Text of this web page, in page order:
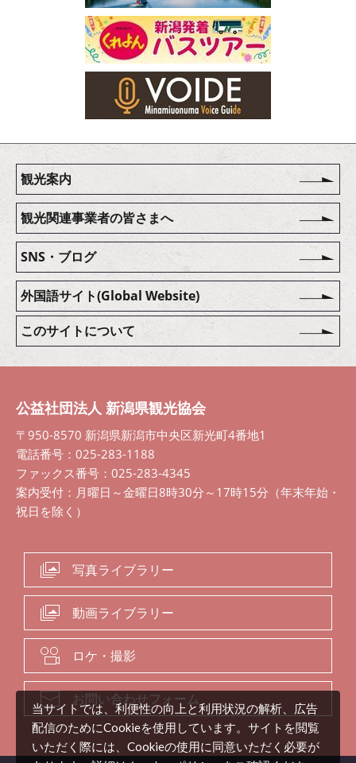
観光案内
観光関連事業者の皆さまへ
SNS・ブログ
外国語サイト(Global Website)
このサイトについて
公益社団法人 新潟県観光協会
〒950-8570 新潟県新潟市中央区新光町4番地1
電話番号：025-283-1188
ファックス番号：025-283-4345
案内受付：月曜日～金曜日8時30分～17時15分（年末年始・
祝日を除く）
写真ライブラリー
動画ライブラリー
ロケ・撮影
お問い合わせフォーム
当サイトでは、利便性の向上と利用状況の解析、広告
配信のためにCookieを使用しています。サイトを閲覧
いただく際には、Cookieの使用に同意いただく必要が